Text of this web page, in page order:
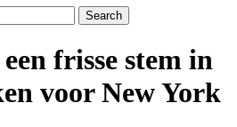
frisse stem in
voor New York